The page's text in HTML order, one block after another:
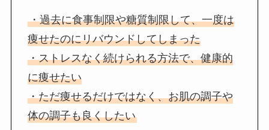
・過去に食事制限や糖質制限して、一度は
痩せたのにリバウンドしてしまった
・ストレスなく続けられる方法で、健康的
に痩せたい
・ただ痩せるだけではなく、お肌の調子や
体の調子も良くしたい